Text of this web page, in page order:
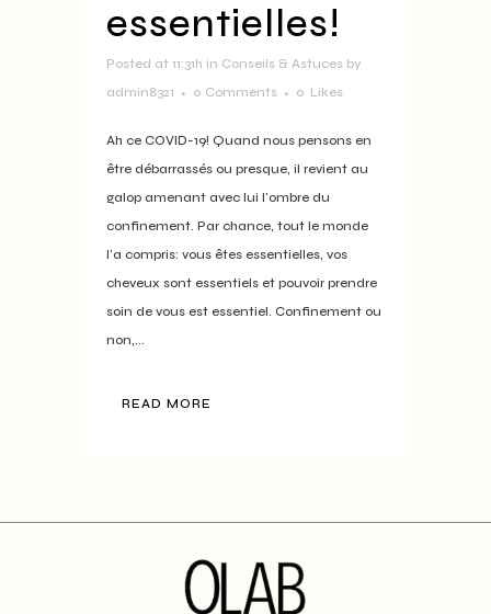
essentielles!
Posted at 11:31h in Conseils & Astuces by
admin8321
0 Comments 0 Likes
Ah ce COVID-19! Quand nous pensons en
être débarrassés ou presque, il revient au
galop amenant avec lui l'ombre du
confinement. Par chance, tout le monde
l'a compris: vous êtes essentielles, vos
cheveux sont essentiels et pouvoir prendre
soin de vous est essentiel. Confinement ou
non,...
READ MORE